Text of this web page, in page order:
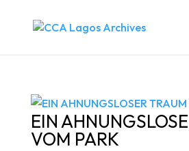
EIN
VOM PARK